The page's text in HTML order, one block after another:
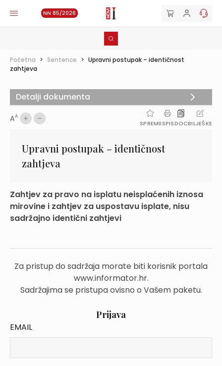
NN 85/2026
Početna > Sentence > Upravni postupak – identičnost
zahtjeva
AA
SPREMIISPISDOCBILJEŠKE
Upravni postupak – identičnost
zahtjeva
Zahtjev za pravo na isplatu neisplaćenih iznosa
mirovine i zahtjev za uspostavu isplate, nisu
sadržajno identični zahtjevi
Za pristup do sadržaja morate biti korisnik portala
www.informator.hr.
Sadržajima se pristupa ovisno o Vašem paketu.
Prijava
EMAIL
Detalji dokumenta